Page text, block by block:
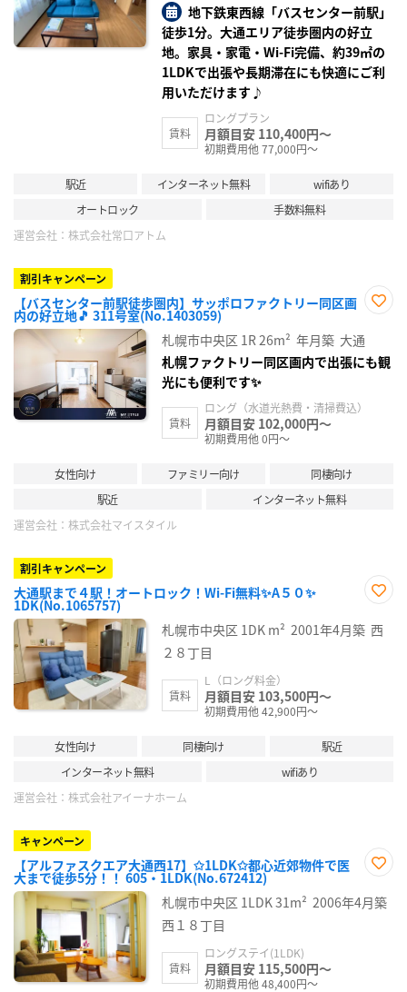
地下鉄東西線「バスセンター前駅」
徒歩1分。大通エリア徒歩圏内の好立
地。家具・家電・Wi-Fi完備、約39㎡の
1LDKで出張や長期滞在にも快適にご利
用いただけます♪
賃料
ロングプラン
月額目安 110,400円～
初期費用他 77,000円～
駅近 インターネット無料
wifiあり
オートロック
手数料無料
運営会社： 株式会社常口アトム
割引キャンペーン
【バスセンター前駅徒歩圏内】サッポロファクトリー同区画
内の好立地🎵 311号室(No.1403059)
録
札幌市中央区 1R 26m² 年月築 大通
札幌ファクトリー同区画内で出張にも観
光にも便利です✨
賃料
ロング（水道光熱費・清掃費込）
月額目安 102,000円～
初期費用他 0円～
女性向け ファミリー向け
同棲向け
駅近
インターネット無料
運営会社： 株式会社マイスタイル
割引キャンペーン
大通駅まで４駅！オートロック！Wi-Fi無料✨A５０✨
1DK(No.1065757)
に入
り登
札幌市中央区 1DK m² 2001年4月築 西
２８丁目
賃料
L（ロング料金）
月額目安 103,500円～
初期費用他 42,900円～
女性向け 同棲向け
駅近
インターネット無料
wifiあり
運営会社： 株式会社アイーナホーム
キャンペーン
【アルファスクエア大通西17】✩1LDK✩都心近郊物件で医
大まで徒歩5分！！ 605・1LDK(No.672412)
に入
り登
札幌市中央区 1LDK31m² 2006年4月築
西１８丁目
賃料
ロングステイ(1LDK)
月額目安 115,500円～
初期費用他 48,400円～